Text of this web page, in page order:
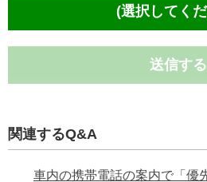
(選択してく
送信する
関連するQ&A
車内の携帯電話の案内で「優